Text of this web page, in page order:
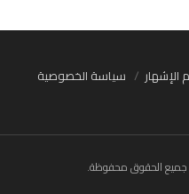
سياسة الخصوصية
الحقوق محفوظة.